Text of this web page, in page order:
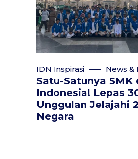
IDN Inspirasi News &
Satu-Satunya SMK
Indonesia! Lepas
Unggulan Jelajahi
Negara